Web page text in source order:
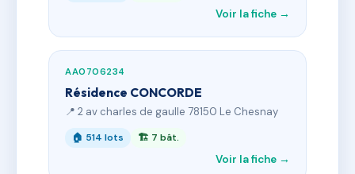
Voir la fiche →
AA0706234
Résidence CONCORDE
📍 2 av charles de gaulle 78150 Le Chesnay
🏠 514 lots 🏗 7 bât.
Voir la fiche →